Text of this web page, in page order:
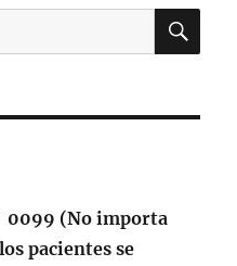
0099 (No importa
pacientes se